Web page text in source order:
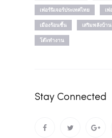
เฟอร์นิเจอร์ประเทศไทย
เ
เมืองร้อนชื้น
เสริมพลังบ้าน
โต๊ะทำงาน
Stay Connected